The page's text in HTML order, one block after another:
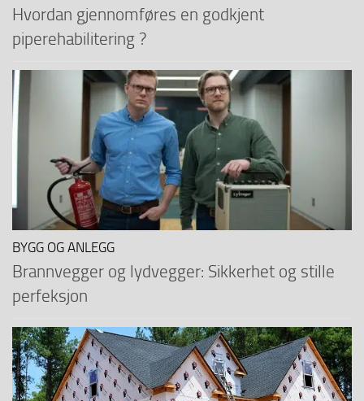
Hvordan gjennomføres en godkjent
piperehabilitering ?
BYGG OG ANLEGG
Brannvegger og lydvegger: Sikkerhet og stille
perfeksjon